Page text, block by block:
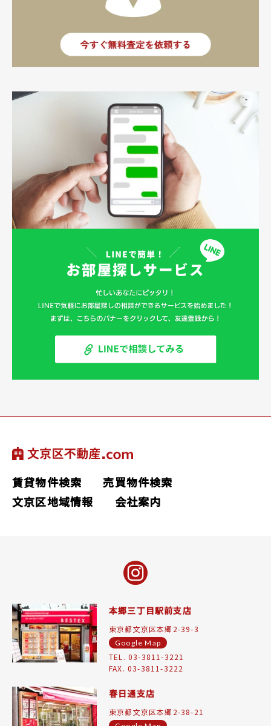
賃貸物件検索
売買物件検索
文京区地域情報
会社案内
本郷三丁目駅前支店
東京都文京区本郷2-39-3
Google Map
TEL. 03-3811-3221
FAX. 03-3811-3222
春日通支店
東京都文京区本郷2-38-21